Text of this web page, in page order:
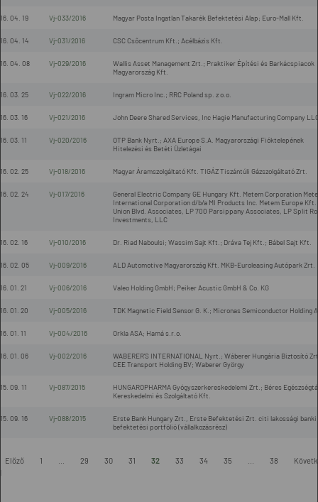
04. 19 Vj-033/2016 Magyar Posta Ingatlan Takarék Befektetési Alap; Euro-Mall Kft.
04. 14 Vj-031/2016 CSC Csőcentrum Kft.; Acélbázis Kft.
04. 08 Vj-029/2016
Wallis Asset Management Zrt.; Praktiker Építési és Barkácspiacok
Magyarország Kft.
03. 25 Vj-022/2016 Ingram Micro Inc.; RRC Poland sp. z o.o.
03. 16 Vj-021/2016 John Deere Shared Services, Inc Hagie Manufacturing Company
03. 11 Vj-020/2016
OTP Bank Nyrt.; AXA Europe S.A. Magyarországi Fióktelepének
Hitelezési és Betéti Üzletágai
02. 25 Vj-018/2016 Magyar Áramszolgáltató Kft. TIGÁZ Tiszántúli Gázszolgáltató Zrt.
02. 24 Vj-017/2016
General Electric Company GE Hungary Kft. Metem Corporation
International Corporation d/b/a MI Products Inc. Metem Europe Kft.
Union Blvd. Associates, LP 700 Parsippany Associates, LP Split
Investments, LLC
02. 16 Vj-010/2016 Dr. Riad Naboulsi; Wassim Sajt Kft.; Dráva Tej Kft.; Bábel Sajt Kft.
02. 05 Vj-009/2016 ALD Automotive Magyarország Kft. MKB-Euroleasing Autópark Zrt.
01. 21 Vj-006/2016 Valeo Holding GmbH; Peiker Acustic GmbH & Co. KG
01. 20 Vj-005/2016 TDK Magnetic Field Sensor G. K.; Micronas Semiconductor Holding
01. 11 Vj-004/2016 Orkla ASA; Hamá s.r.o.
01. 06 Vj-002/2016
WABERER’S INTERNATIONAL Nyrt.; Wáberer Hungária Biztosító
CEE Transport Holding BV; Waberer György
09. 11 Vj-087/2015
HUNGAROPHARMA Gyógyszerkereskedelemi Zrt.; Béres
Kereskedelmi és Szolgáltató Kft.
09. 16 Vj-088/2015
Erste Bank Hungary Zrt., Erste Befektetési Zrt. citi lakossági banki
befektetési portfólió (vállalkozásrész)
Előző 1 29 30 31 32 33 34 35 38